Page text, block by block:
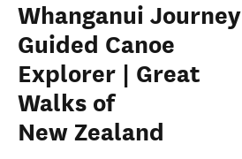
Whanganui Journey
Guided Canoe
Explorer | Great
Walks of
New Zealand